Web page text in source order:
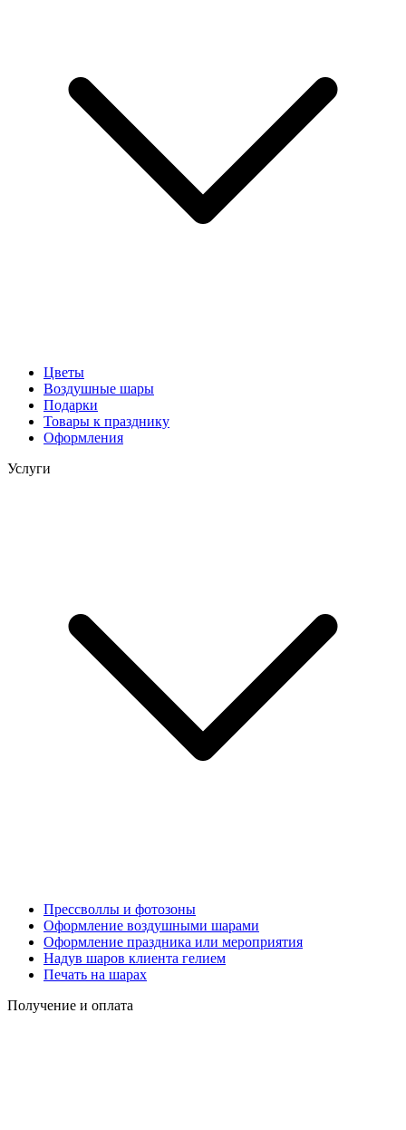
Цветы
Воздушные шары
Подарки
Товары к празднику
Оформления
Услуги
Прессволлы и фотозоны
Оформление воздушными шарами
Оформление праздника или мероприятия
Надув шаров клиента гелием
Печать на шарах
Получение и оплата